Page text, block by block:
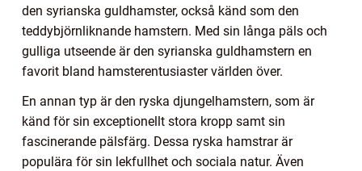
den syrianska guldhamster, också känd som den
teddybjörnliknande hamstern. Med sin långa päls och
gulliga utseende är den syrianska guldhamstern en
favorit bland hamsterentusiaster världen över.
En annan typ är den ryska djungelhamstern, som är
känd för sin exceptionellt stora kropp samt sin
fascinerande pälsfärg. Dessa ryska hamstrar är
populära för sin lekfullhet och sociala natur. Även